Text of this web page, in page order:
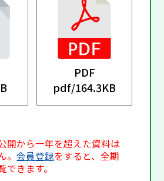
PDF
pdf/164.3KB
開から一年を超えた資料は
。会員登録をすると、全期
きます。